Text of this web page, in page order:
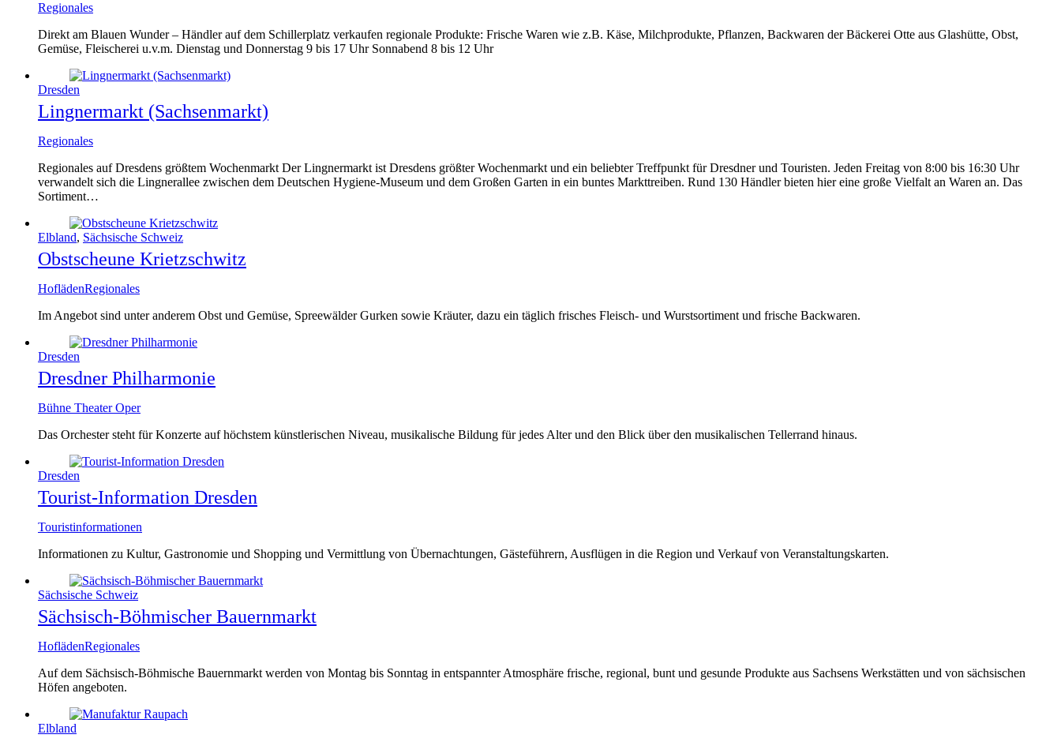
Regionales
Direkt am Blauen Wunder – Händler auf dem Schillerplatz verkaufen regionale Produkte: Frische Waren wie z.B. Käse, Milchprodukte, Pflanzen, Backwaren der Bäckerei Otte aus Glashütte, Obst,
Gemüse, Fleischerei u.v.m. Dienstag und Donnerstag 9 bis 17 Uhr Sonnabend 8 bis 12 Uhr
Dresden
Lingnermarkt (Sachsenmarkt)
Regionales
Regionales auf Dresdens größtem Wochenmarkt Der Lingnermarkt ist Dresdens größter Wochenmarkt und ein beliebter Treffpunkt für Dresdner und Touristen. Jeden Freitag von 8:00 bis 16:30 Uhr
verwandelt sich die Lingnerallee zwischen dem Deutschen Hygiene-Museum und dem Großen Garten in ein buntes Markttreiben. Rund 130 Händler bieten hier eine große Vielfalt an Waren an. Das
Sortiment…
Elbland, Sächsische Schweiz
Obstscheune Krietzschwitz
HoflädenRegionales
Im Angebot sind unter anderem Obst und Gemüse, Spreewälder Gurken sowie Kräuter, dazu ein täglich frisches Fleisch- und Wurstsortiment und frische Backwaren.
Dresden
Dresdner Philharmonie
Bühne Theater Oper
Das Orchester steht für Konzerte auf höchstem künstlerischen Niveau, musikalische Bildung für jedes Alter und den Blick über den musikalischen Tellerrand hinaus.
Dresden
Tourist-Information Dresden
Touristinformationen
Informationen zu Kultur, Gastronomie und Shopping und Vermittlung von Übernachtungen, Gästeführern, Ausflügen in die Region und Verkauf von Veranstaltungskarten.
Sächsische Schweiz
Sächsisch-Böhmischer Bauernmarkt
HoflädenRegionales
Auf dem Sächsisch-Böhmische Bauernmarkt werden von Montag bis Sonntag in entspannter Atmosphäre frische, regional, bunt und gesunde Produkte aus Sachsens Werkstätten und von sächsischen
Höfen angeboten.
Elbland